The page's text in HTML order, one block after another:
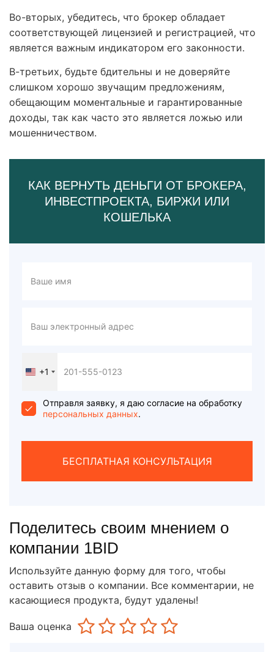
Во-вторых, убедитесь, что брокер обладает
соответствующей лицензией и регистрацией, что
является важным индикатором его законности.
В-третьих, будьте бдительны и не доверяйте
слишком хорошо звучащим предложениям,
обещающим моментальные и гарантированные
доходы, так как часто это является ложью или
мошенничеством.
КАК ВЕРНУТЬ ДЕНЬГИ ОТ БРОКЕРА,
ИНВЕСТПРОЕКТА, БИРЖИ ИЛИ
КОШЕЛЬКА
United
+1
+1
Отправля заявку, я даю согласие на обработку
персональных данных.
БЕСПЛАТНАЯ КОНСУЛЬТАЦИЯ
Поделитесь своим мнением о
компании 1BID
Используйте данную форму для того, чтобы
оставить отзыв о компании. Все комментарии, не
касающиеся продукта, будут удалены!
Ваша оценка